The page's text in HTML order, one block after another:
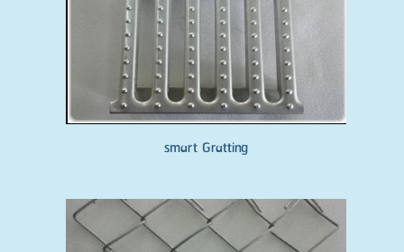
smart Gratting